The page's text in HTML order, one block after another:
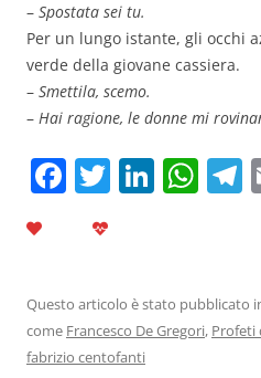
– Spostata sei tu.
Per un lungo istante, gli occhi
verde della giovane cassiera.
– Smettila, scemo.
– Hai ragione, le donne mi
F
b
o
T Li
dI
n
W
A
p
T
a
Questo articolo è stato pubblicato
come Francesco De Gregori, Profeti
fabrizio centofanti